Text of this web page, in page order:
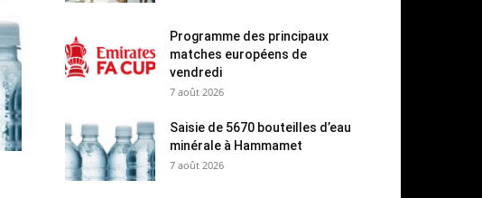
Programme des principaux
matches européens de
vendredi
7 août 2026
Saisie de 5670 bouteilles d’eau
minérale à Hammamet
7 août 2026